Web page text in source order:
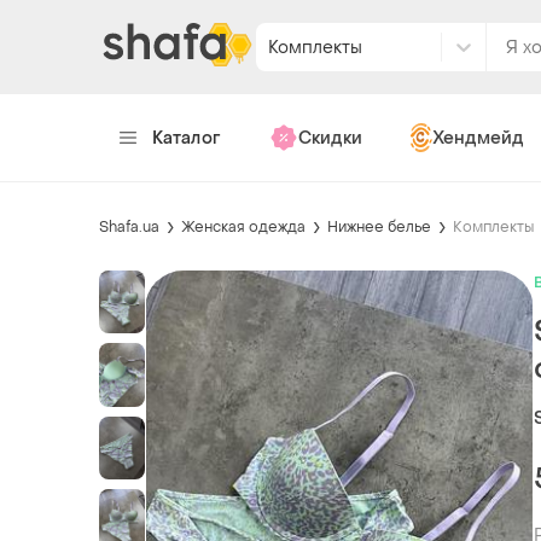
Комплекты
Каталог Скидки Хендмейд
Shafa.ua Женская одежда Нижнее белье Комплекты